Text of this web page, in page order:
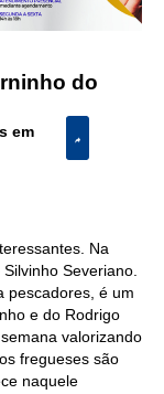
do
em
Na
Severiano.
pescadores, é um
e do Rodrigo
valorizando
fregueses são
naquele